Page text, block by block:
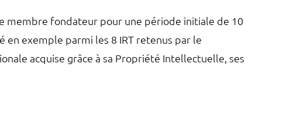
membre fondateur pour une période initiale de 10
en exemple parmi les 8 IRT retenus par le
acquise grâce à sa Propriété Intellectuelle, ses